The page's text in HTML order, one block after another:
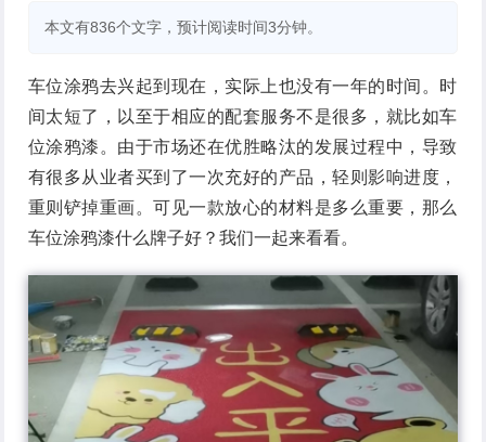
本文有836个文字，预计阅读时间3分钟。
车位涂鸦去兴起到现在，实际上也没有一年的时间。时
间太短了，以至于相应的配套服务不是很多，就比如车
位涂鸦漆。由于市场还在优胜略汰的发展过程中，导致
有很多从业者买到了一次充好的产品，轻则影响进度，
重则铲掉重画。可见一款放心的材料是多么重要，那么
车位涂鸦漆什么牌子好？我们一起来看看。